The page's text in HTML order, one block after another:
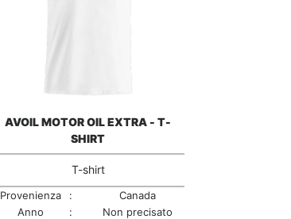
AVOIL MOTOR OIL EXTRA - T-
SHIRT
T-shirt
Provenienza :
Canada
Anno
:
Non precisato